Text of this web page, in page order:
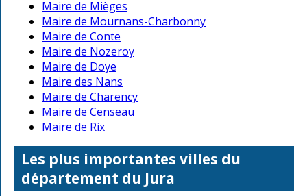
Maire de Mièges
Maire de Mournans-Charbonny
Maire de Conte
Maire de Nozeroy
Maire de Doye
Maire des Nans
Maire de Charency
Maire de Censeau
Maire de Rix
Les plus importantes villes du
département du Jura